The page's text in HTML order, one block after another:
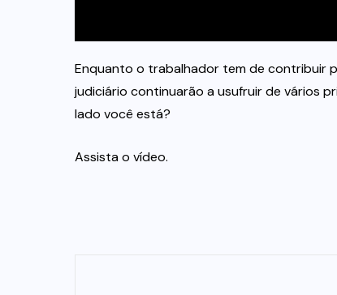
Enquanto o trabalhador tem de contribuir
judiciário continuarão a usufruir de vários
lado você está?
Assista o vídeo.